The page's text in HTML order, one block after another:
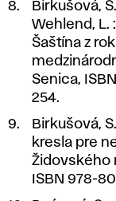
Birkušová,
Wehlend, L.
Šaštína z
Senica,
254.
Birkušová,
kresla pre
Židovského
ISBN 978-